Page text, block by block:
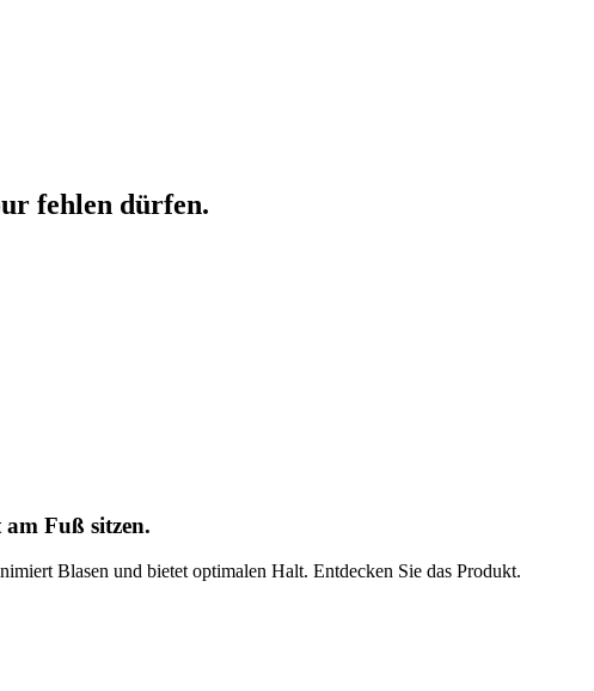
fehlen dürfen.
Fuß sitzen.
Blasen und bietet optimalen Halt. Entdecken Sie das Produkt.